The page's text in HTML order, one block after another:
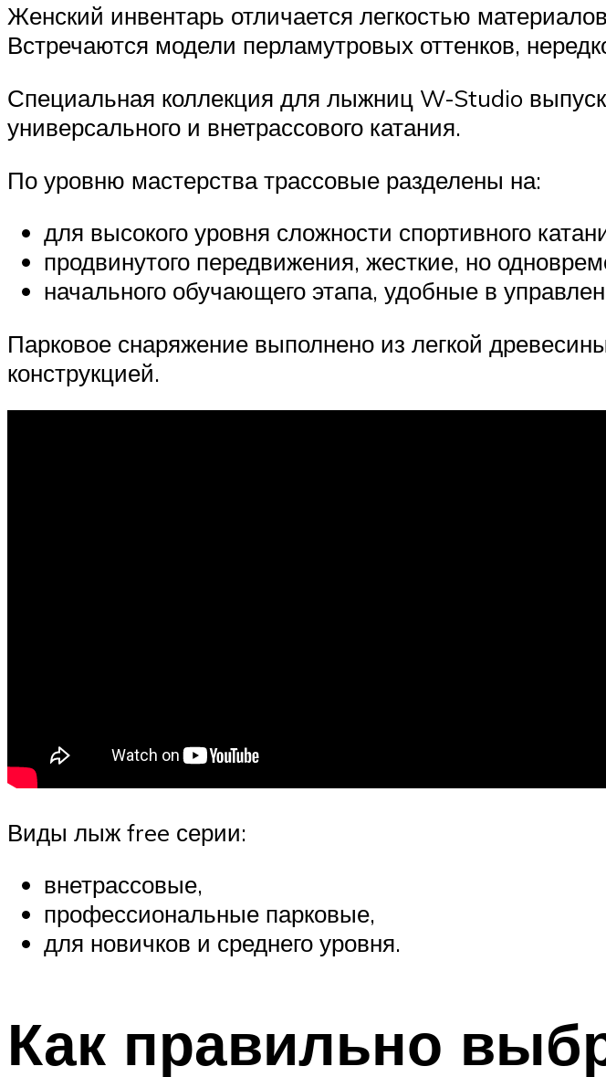
Женский инвентарь отличается легкостью
Встречаются модели перламутровых оттенков,
Специальная коллекция для лыжниц W-Studio
универсального и внетрассового катания.
По уровню мастерства трассовые разделены на:
для высокого уровня сложности спортивного
продвинутого передвижения, жесткие, но
начального обучающего этапа, удобные в
Парковое снаряжение выполнено из легкой
конструкцией.
Виды лыж free серии:
внетрассовые,
профессиональные парковые,
для новичков и среднего уровня.
Как правильно